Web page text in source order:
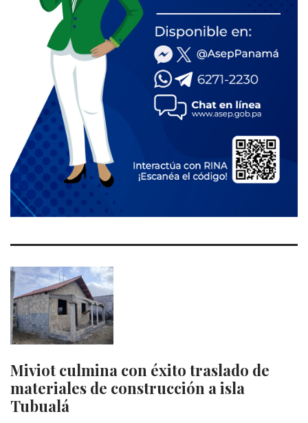
Miviot culmina con éxito traslado de
materiales de construcción a isla
Tubualá